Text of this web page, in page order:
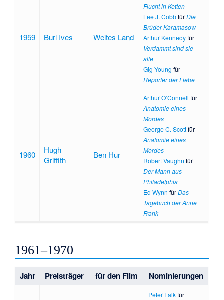
1959 Burl Ives Weites Land
Flucht in Ketten
Lee J. CobbfürDie
Brüder Karamasow
Arthur Kennedyfür
Verdammt sind sie
alle
Gig Young für
Reporter der Liebe
1960
Hugh
Griffith
Ben Hur
Arthur O’Connell für
Anatomie eines
Mordes
George C. Scottfür
Anatomie eines
Mordes
Robert Vaughn für
Der Mann aus
Philadelphia
Ed Wynn fürDas
Tagebuch der Anne
Frank
1961–1970
Jahr Preisträger für den Film Nominierungen
Peter Falkfür